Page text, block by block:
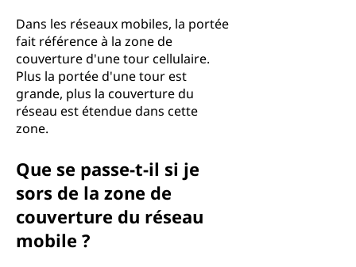
Dans les réseaux mobiles, la portée
fait référence à la zone de
couverture d'une tour cellulaire.
Plus la portée d'une tour est
grande, plus la couverture du
réseau est étendue dans cette
zone.
Que se passe-t-il si je
sors de la zone de
couverture du réseau
mobile ?